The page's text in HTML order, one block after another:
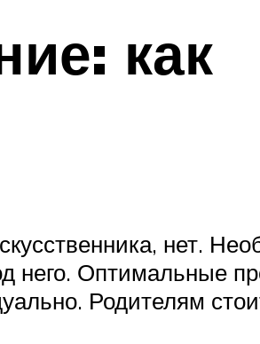
как
нет.
него. Оптимальные
Родителям